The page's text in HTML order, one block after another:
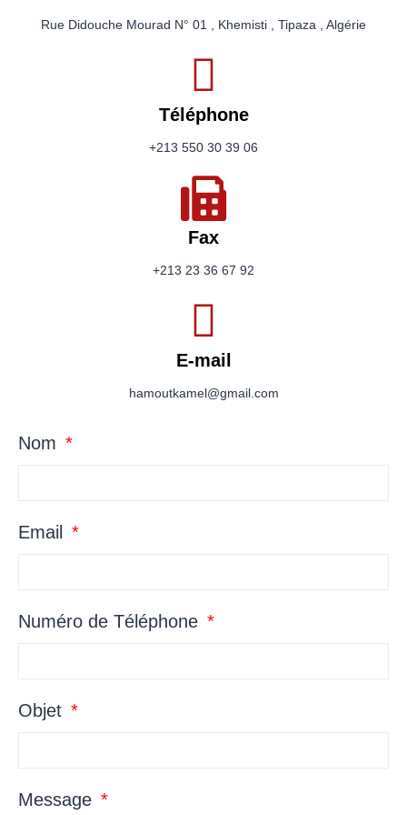
Rue Didouche Mourad N° 01 , Khemisti , Tipaza , Algérie
Téléphone
+213 550 30 39 06
Fax
+213 23 36 67 92
E-mail
hamoutkamel@gmail.com
Nom
Email
Numéro de Téléphone
Objet
Message